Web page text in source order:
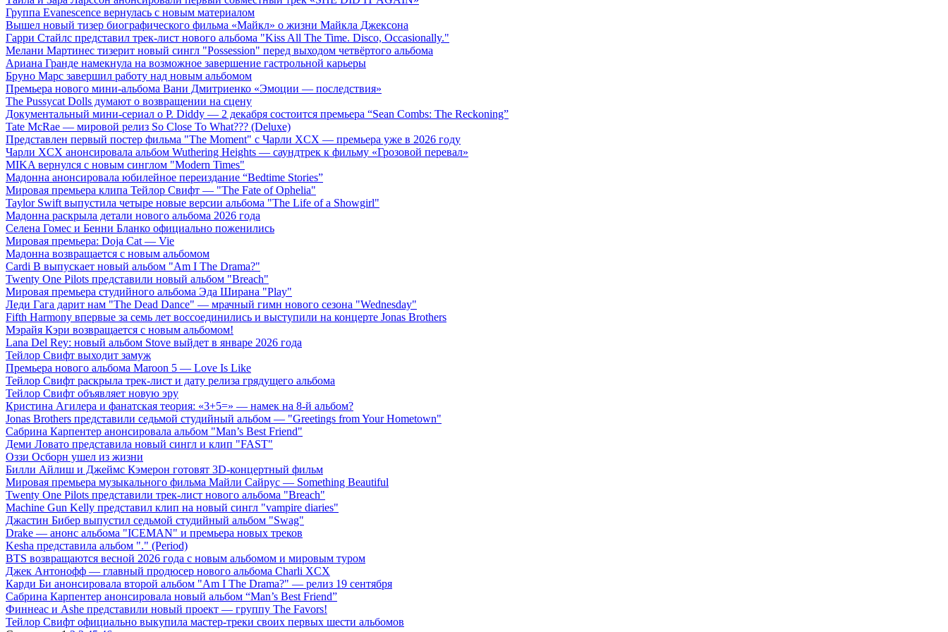
Группа Evanescence вернулась с новым материалом
Вышел новый тизер биографического фильма «Майкл» о жизни Майкла Джексона
Гарри Стайлс представил трек-лист нового альбома "Kiss All The Time. Disco, Occasionally."
Мелани Мартинес тизерит новый сингл "Possession" перед выходом четвёртого альбома
Ариана Гранде намекнула на возможное завершение гастрольной карьеры
Бруно Марс завершил работу над новым альбомом
Премьера нового мини-альбома Вани Дмитриенко «Эмоции — последствия»
The Pussycat Dolls думают о возвращении на сцену
Документальный мини-сериал о P. Diddy — 2 декабря состоится премьера “Sean Combs: The Reckoning”
Tate McRae — мировой релиз So Close To What??? (Deluxe)
Представлен первый постер фильма "The Moment" с Чарли XCX — премьера уже в 2026 году
Чарли XCX анонсировала альбом Wuthering Heights — саундтрек к фильму «Грозовой перевал»
MIKA вернулся с новым синглом "Modern Times"
Мадонна анонсировала юбилейное переиздание “Bedtime Stories”
Мировая премьера клипа Тейлор Свифт — "The Fate of Ophelia"
Taylor Swift выпустила четыре новые версии альбома "The Life of a Showgirl"
Мадонна раскрыла детали нового альбома 2026 года
Селена Гомес и Бенни Бланко официально поженились
Мировая премьера: Doja Cat — Vie
Мадонна возвращается с новым альбомом
Cardi B выпускает новый альбом "Am I The Drama?"
Twenty One Pilots представили новый альбом "Breach"
Мировая премьера студийного альбома Эда Ширана "Play"
Леди Гага дарит нам "The Dead Dance" — мрачный гимн нового сезона "Wednesday"
Fifth Harmony впервые за семь лет воссоединились и выступили на концерте Jonas Brothers
Мэрайя Кэри возвращается с новым альбомом!
Lana Del Rey: новый альбом Stove выйдет в январе 2026 года
Тейлор Свифт выходит замуж
Премьера нового альбома Maroon 5 — Love Is Like
Тейлор Свифт раскрыла трек-лист и дату релиза грядущего альбома
Тейлор Свифт объявляет новую эру
Кристина Агилера и фанатская теория: «3+5=» — намек на 8-й альбом?
Jonas Brothers представили седьмой студийный альбом — "Greetings from Your Hometown"
Сабрина Карпентер анонсировала альбом "Man’s Best Friend"
Деми Ловато представила новый сингл и клип "FAST"
Оззи Осборн ушел из жизни
Билли Айлиш и Джеймс Кэмерон готовят 3D-концертный фильм
Мировая премьера музыкального фильма Майли Сайрус — Something Beautiful
Twenty One Pilots представили трек-лист нового альбома "Breach"
Machine Gun Kelly представил клип на новый сингл "vampire diaries"
Джастин Бибер выпустил седьмой студийный альбом "Swag"
Drake — анонс альбома "ICEMAN" и премьера новых треков
Kesha представила альбом "." (Period)
BTS возвращаются весной 2026 года с новым альбомом и мировым туром
Джек Антонофф — главный продюсер нового альбома Charli XCX
Карди Би анонсировала второй альбом "Am I The Drama?" — релиз 19 сентября
Сабрина Карпентер анонсировала новый альбом “Man’s Best Friend”
Финнеас и Ashe представили новый проект — группу The Favors!
Тейлор Свифт официально выкупила мастер-треки своих первых шести альбомов